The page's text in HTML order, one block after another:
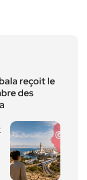
reçoit le
des